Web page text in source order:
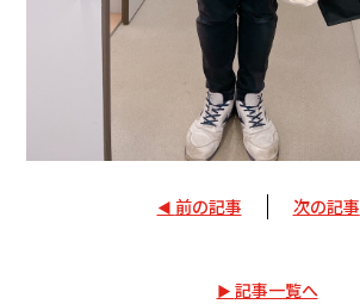
前の記事 次の記事
記事一覧へ